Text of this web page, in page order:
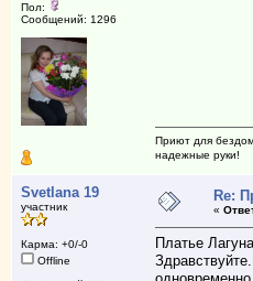
Пол:
Сообщений: 1296
Приют для
надежные руки!
Svetlana 19
участник
Карма: +0/-0
Offline
Re:
«
Платье